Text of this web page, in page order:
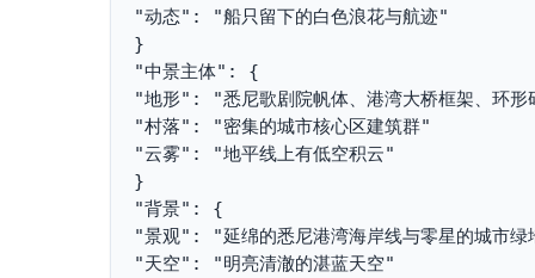
"动态": "船只留下的白色浪花与航迹"
}
"中景主体": {
"地形": "悉尼歌剧院帆体、港湾大桥框架、环形
"村落": "密集的城市核心区建筑群"
"云雾": "地平线上有低空积云"
}
"背景": {
"景观": "延绵的悉尼港湾海岸线与零星的城市绿
"天空": "明亮清澈的湛蓝天空"